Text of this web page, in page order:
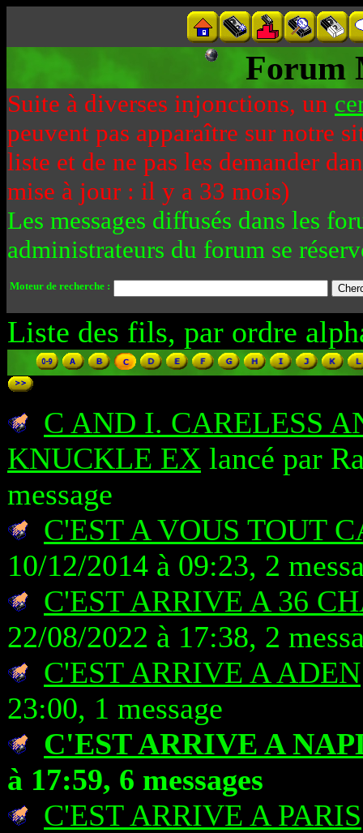
Forum
Suite à diverses injonctions, un
peuvent pas apparaître sur notre
liste et de ne pas les demander
mise à jour : il y a 33 mois)
Les messages diffusés dans les
administrateurs du forum se
Moteur de recherche :
Liste des fils, par ordre
C AND I. CARELESS
KNUCKLE EX lancé par
message
C'EST A VOUS TOUT
10/12/2014 à 09:23, 2
C'EST ARRIVE A 36
22/08/2022 à 17:38, 2
C'EST ARRIVE A ADEN
23:00, 1 message
C'EST ARRIVE A
à 17:59, 6 messages
C'EST ARRIVE A PARIS